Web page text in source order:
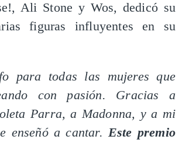
Ali Stone y Wos, dedicó su
figuras influyentes en su
para todas las mujeres que
con pasión. Gracias a
Parra, a Madonna, y a mi
enseñó a cantar. Este premio